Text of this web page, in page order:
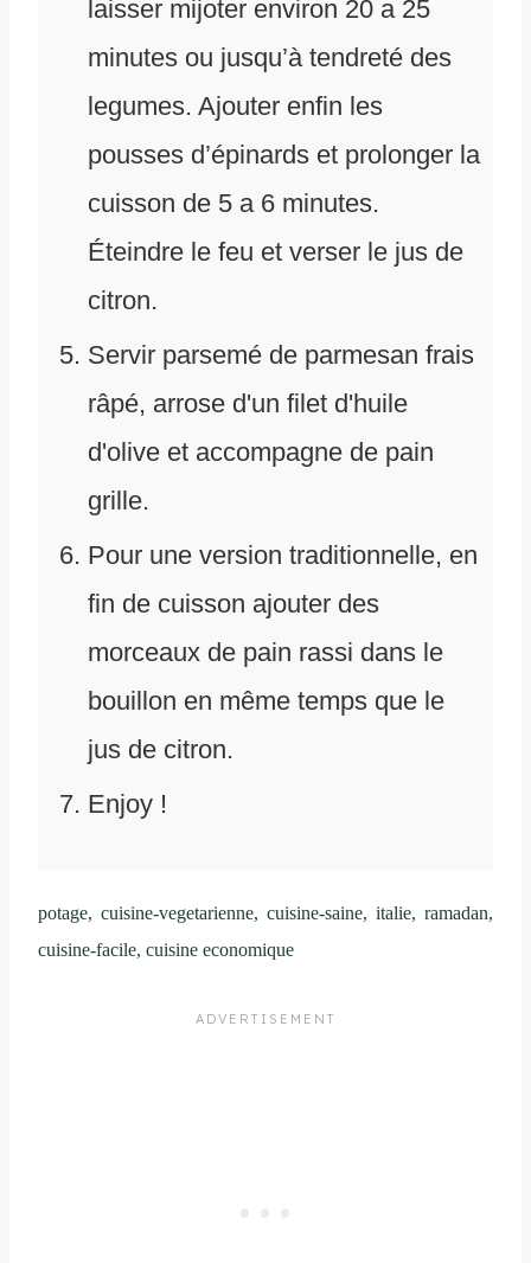
laisser mijoter environ 20 a 25
minutes ou jusqu’à tendreté des
legumes. Ajouter enfin les
pousses d’épinards et prolonger la
cuisson de 5 a 6 minutes.
Éteindre le feu et verser le jus de
citron.
Servir parsemé de parmesan frais
râpé, arrose d'un filet d'huile
d'olive et accompagne de pain
grille.
Pour une version traditionnelle, en
fin de cuisson ajouter des
morceaux de pain rassi dans le
bouillon en même temps que le
jus de citron.
Enjoy !
potage, cuisine-vegetarienne, cuisine-saine, italie, ramadan,
cuisine-facile, cuisine economique